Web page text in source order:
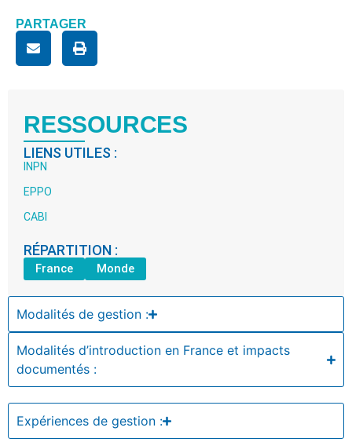
PARTAGER
RESSOURCES
LIENS UTILES :
INPN
EPPO
CABI
RÉPARTITION :
France Monde
Modalités de gestion :
Modalités d’introduction en France et impacts
documentés :
Expériences de gestion :